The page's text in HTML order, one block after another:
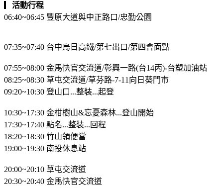
活動行程
06:40~06:45 豐原大道與中正路口/忠勤公園
07:35~07:40 台中烏日高鐵/第七出口/第四會面點
07:55~08:00 金馬快官交流道/彰興一路(台14丙)-台塑加油站
08:25~08:30 草屯交流道/草芬路-7-11向日葵門市
09:20~10:30 登山口...整裝...起登
10:30~17:30 金柑樹山&忘憂森林...登山開始
17:30~17:40 點名...整裝...回程
18:20~18:30 竹山領便當
19:00~19:30 南投休息站
20:00~20:10 草屯交流道
20:30~20:40 金馬快官交流道